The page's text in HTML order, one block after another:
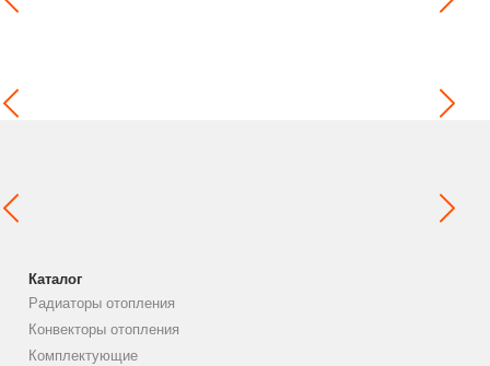
Каталог
Радиаторы отопления
Конвекторы отопления
Комплектующие